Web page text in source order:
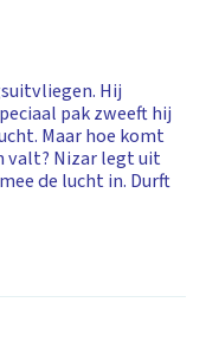
Hij
pak zweeft hij
Maar hoe komt
valt? Nizar legt uit
de lucht in. Durft